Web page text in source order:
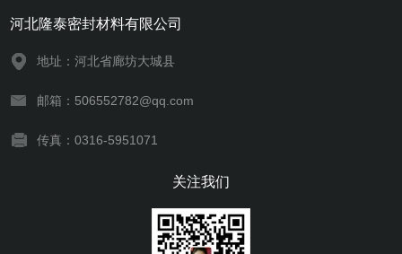
河北隆泰密封材料有限公司
地址：河北省廊坊大城县
邮箱：506552782@qq.com
传真：0316-5951071
关注我们